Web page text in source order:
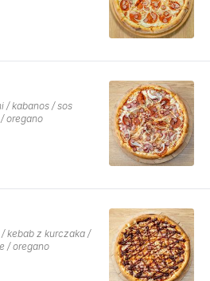
/ kabanos / sos
oregano
kebab z kurczaka /
/ oregano